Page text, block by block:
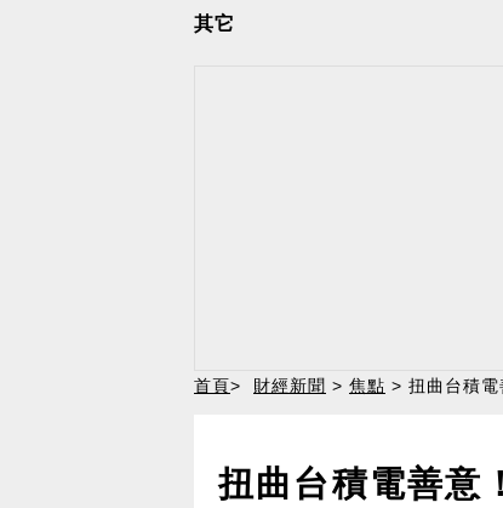
其它
首頁> 財經新聞 > 焦點 > 扭曲台積
扭曲台積電善意